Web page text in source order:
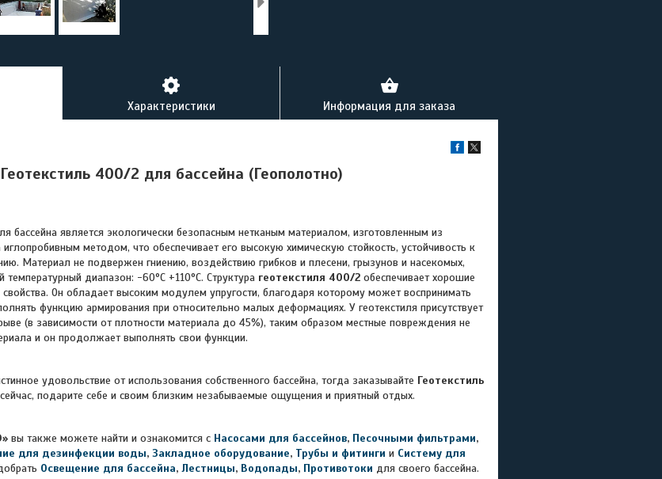
Характеристики Информация для заказа
Геотекстиль 400/2 для бассейна (Геополотно)
бассейна является экологически безопасным нетканым материалом, изготовленным из
методом, что обеспечивает его высокую химическую стойкость, устойчивость к
Материал не подвержен гниению, воздействию грибков и плесени, грызунов и насекомых,
диапазон: -60°C +110°C. Структура геотекстиля 400/2 обеспечивает хорошие
Он обладает высоким модулем упругости, благодаря которому может воспринимать
функцию армирования при относительно малых деформациях. У геотекстиля присутствует
(в зависимости от плотности материала до 45%), таким образом местные повреждения не
и он продолжает выполнять свои функции.
удовольствие от использования собственного бассейна, тогда заказывайте Геотекстиль
подарите себе и своим близким незабываемые ощущения и приятный отдых.
вы также можете найти и ознакомится с Насосами для бассейнов, Песочными фильтрами,
для дезинфекции воды, Закладное оборудование, Трубы и фитинги и Систему для
Освещение для бассейна, Лестницы, Водопады, Противотоки для своего бассейна.